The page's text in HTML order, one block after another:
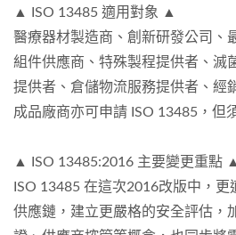
▲ ISO 13485 適用對象 ▲
醫療器材製造商、創新研發公司、
組件供應商、特殊製程提供者、滅
提供者、倉儲物流服務提供者、經
成品廠商亦可申請 ISO 13485，但
▲ ISO 13485:2016 主要變更重點 ▲
ISO 13485 在這次2016改版中，
供應鏈，建立更嚴格的安全評估，